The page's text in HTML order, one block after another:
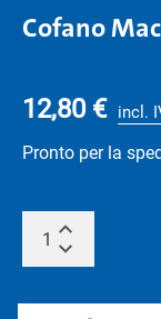
Cofano
12,80 € incl.
Pronto per la